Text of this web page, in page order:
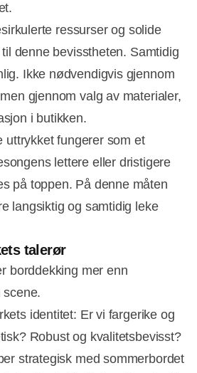
ressurser og solide
denne bevisstheten. Samtidig
Ikke nødvendigvis gjennom
gjennom valg av materialer,
i butikken.
uttrykket fungerer som et
lettere eller dristigere
på toppen. På denne måten
langsiktig og samtidig leke
talerør
borddekking mer enn
scene.
identitet: Er vi fargerike og
Robust og kvalitetsbevisst?
strategisk med sommerbordet